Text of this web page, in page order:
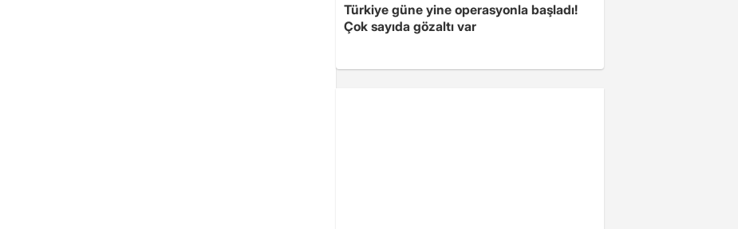
Türkiye güne yine operasyonla başladı!
Çok sayıda gözaltı var